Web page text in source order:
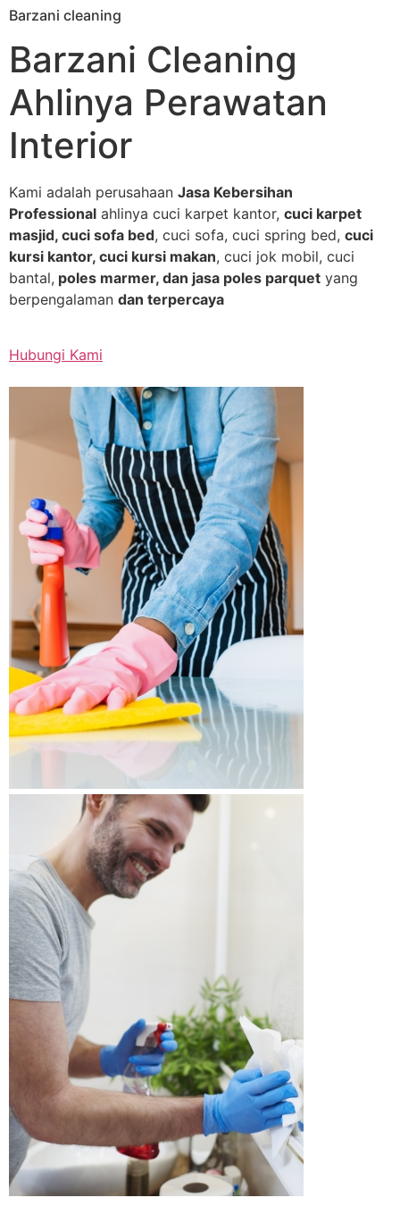
Skip
content
Barzani cleaning
Barzani Cleaning
Ahlinya Perawatan
Interior
Kami adalah perusahaan Jasa Kebersihan
Professional ahlinya cuci karpet kantor, cuci karpet
masjid, cuci sofa bed, cuci sofa, cuci spring bed, cuci
kursi kantor, cuci kursi makan, cuci jok mobil, cuci
bantal, poles marmer, dan jasa poles parquet yang
berpengalaman dan terpercaya
Hubungi Kami